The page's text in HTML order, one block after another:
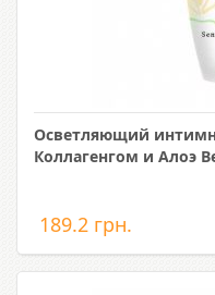
Осветляющий
Коллагенгом и Алоэ
189.2 грн.